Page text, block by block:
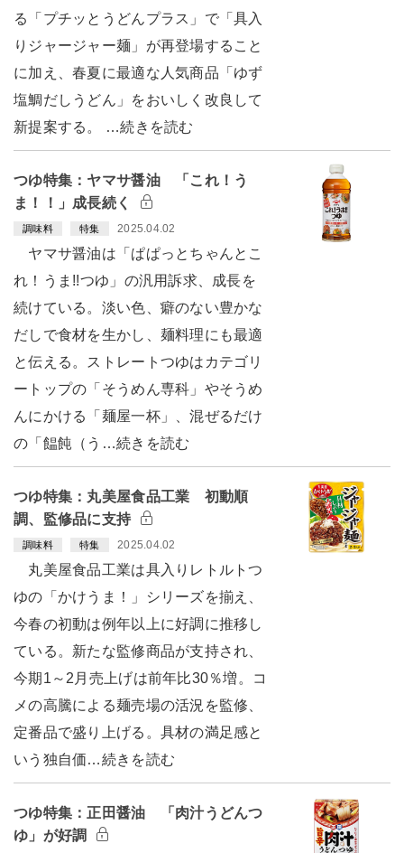
る「プチッとうどんプラス」で「具入
りジャージャー麺」が再登場すること
に加え、春夏に最適な人気商品「ゆず
塩鯛だしうどん」をおいしく改良して
新提案する。 …続きを読む
つゆ特集：ヤマサ醤油 「これ！う
ま！！」成長続く
調味料 特集 2025.04.02
ヤマサ醤油は「ぱぱっとちゃんとこ
れ！うま!!つゆ」の汎用訴求、成長を
続けている。淡い色、癖のない豊かな
だしで食材を生かし、麺料理にも最適
と伝える。ストレートつゆはカテゴリ
ートップの「そうめん専科」やそうめ
んにかける「麺屋一杯」、混ぜるだけ
の「饂飩（う…続きを読む
つゆ特集：丸美屋食品工業 初動順
調、監修品に支持
調味料 特集 2025.04.02
丸美屋食品工業は具入りレトルトつ
ゆの「かけうま！」シリーズを揃え、
今春の初動は例年以上に好調に推移し
ている。新たな監修商品が支持され、
今期1～2月売上げは前年比30％増。コ
メの高騰による麺売場の活況を監修、
定番品で盛り上げる。具材の満足感と
いう独自価…続きを読む
つゆ特集：正田醤油 「肉汁うどんつ
ゆ」が好調